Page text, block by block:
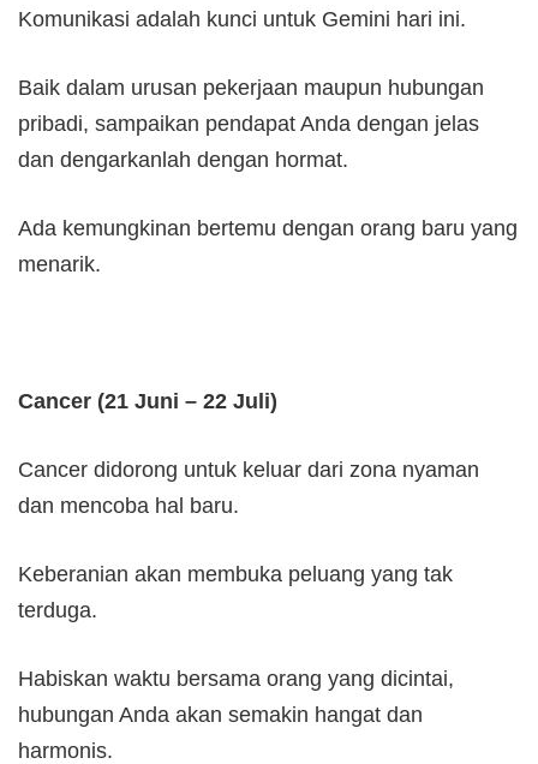
Komunikasi adalah kunci untuk Gemini hari ini.
Baik dalam urusan pekerjaan maupun hubungan
pribadi, sampaikan pendapat Anda dengan jelas
dan dengarkanlah dengan hormat.
Ada kemungkinan bertemu dengan orang baru yang
menarik.
Cancer (21 Juni – 22 Juli)
Cancer didorong untuk keluar dari zona nyaman
dan mencoba hal baru.
Keberanian akan membuka peluang yang tak
terduga.
Habiskan waktu bersama orang yang dicintai,
hubungan Anda akan semakin hangat dan
harmonis.